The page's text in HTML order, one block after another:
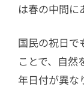
は春の中間に
国民の祝日で
ことで、自然
年日付が異な